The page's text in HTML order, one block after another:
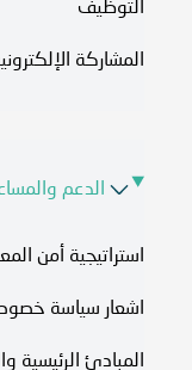
التوظيف
المشاركة
الدعم
استراتيجية أمن
اشعار سياسة
المبادئ الرئيسية